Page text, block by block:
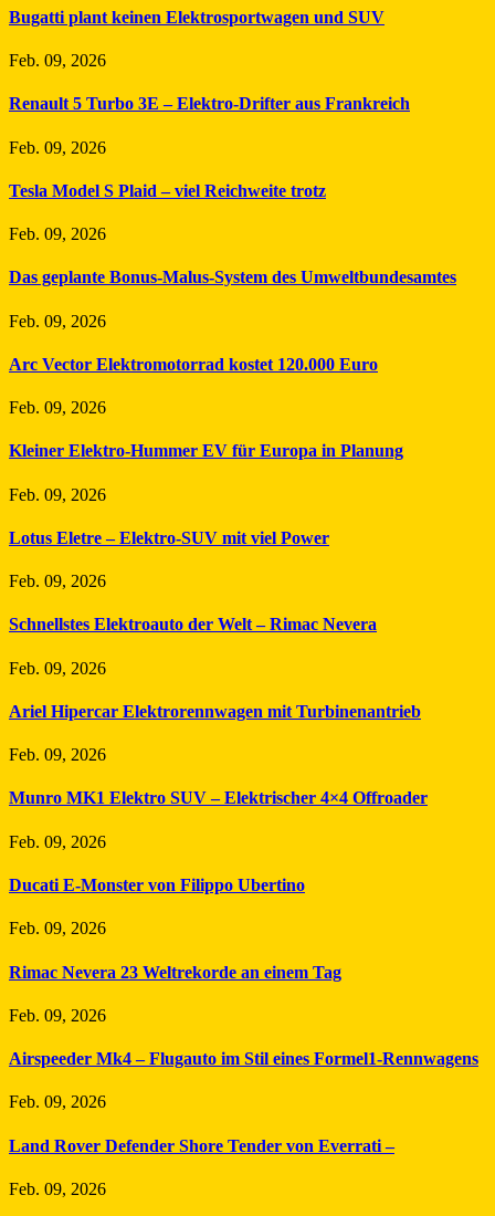
Bugatti plant keinen Elektrosportwagen und SUV
Feb. 09, 2026
Renault 5 Turbo 3E – Elektro-Drifter aus Frankreich
Feb. 09, 2026
Tesla Model S Plaid – viel Reichweite trotz
Feb. 09, 2026
Das geplante Bonus-Malus-System des Umweltbundesamtes
Feb. 09, 2026
Arc Vector Elektromotorrad kostet 120.000 Euro
Feb. 09, 2026
Kleiner Elektro-Hummer EV für Europa in Planung
Feb. 09, 2026
Lotus Eletre – Elektro-SUV mit viel Power
Feb. 09, 2026
Schnellstes Elektroauto der Welt – Rimac Nevera
Feb. 09, 2026
Ariel Hipercar Elektrorennwagen mit Turbinenantrieb
Feb. 09, 2026
Munro MK1 Elektro SUV – Elektrischer 4×4 Offroader
Feb. 09, 2026
Ducati E-Monster von Filippo Ubertino
Feb. 09, 2026
Rimac Nevera 23 Weltrekorde an einem Tag
Feb. 09, 2026
Airspeeder Mk4 – Flugauto im Stil eines Formel1-Rennwagens
Feb. 09, 2026
Land Rover Defender Shore Tender von Everrati –
Feb. 09, 2026